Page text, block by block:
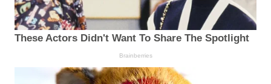
These Actors Didn't Want To Share The Spotlight
Brainberries